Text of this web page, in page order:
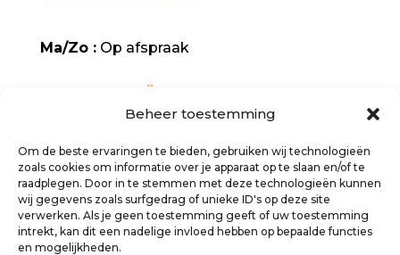
Beheer toestemming
Om de beste ervaringen te bieden, gebruiken wij technologieën
zoals cookies om informatie over je apparaat op te slaan en/of te
raadplegen. Door in te stemmen met deze technologieën kunnen
wij gegevens zoals surfgedrag of unieke ID's op deze site
verwerken. Als je geen toestemming geeft of uw toestemming
intrekt, kan dit een nadelige invloed hebben op bepaalde functies
en mogelijkheden.
Ma/Zo :Op afspraak
Houten vloeren
Laminaat
PVC vloeren